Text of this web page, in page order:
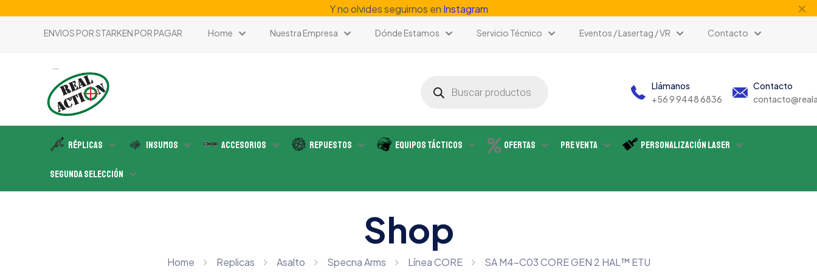
Y no olvides seguirnos en Instagram ✕
ENVIOS POR STARKEN POR PAGAR Home Nuestra Empresa Dónde Estamos Servicio Técnico Eventos / Lasertag / VR Contacto
productos
Llámanos
+56 9 9448 6836
Contacto
Réplicas Insumos Accesorios Repuestos Equipos Tácticos Ofertas Pre Venta Personalización Laser
Segunda Selección
Shop
Home Replicas Asalto Specna Arms Línea CORE SA M4-C03 CORE GEN 2 HAL™ ETU